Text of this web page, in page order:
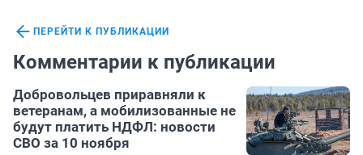
ПЕРЕЙТИ К ПУБЛИКАЦИИ
Комментарии к публикации
Добровольцев приравняли к
ветеранам, а мобилизованные не
будут платить НДФЛ: новости
СВО за 10 ноября